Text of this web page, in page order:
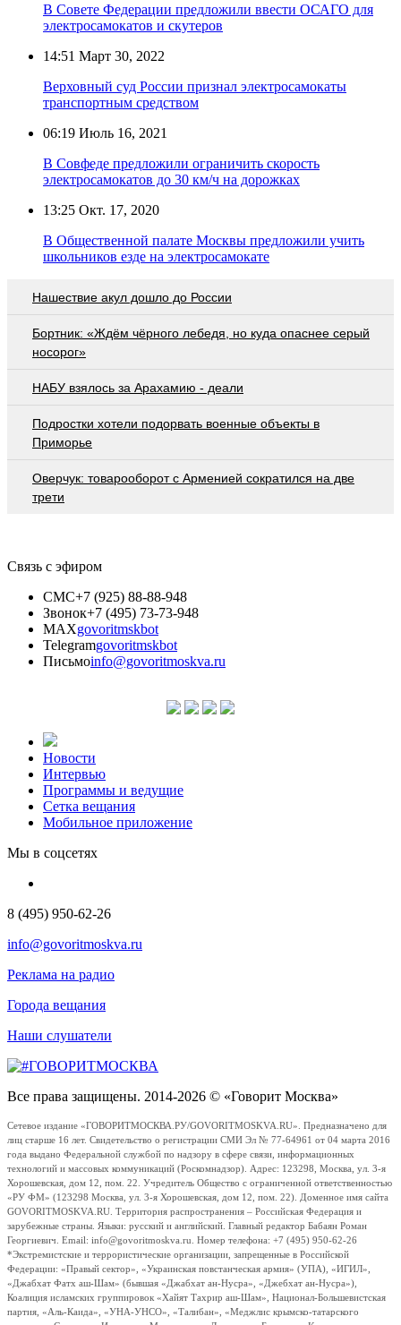
В Совете Федерации предложили ввести ОСАГО для
электросамокатов и скутеров
14:51 Март 30, 2022
Верховный суд России признал электросамокаты
транспортным средством
06:19 Июль 16, 2021
В Совфеде предложили ограничить скорость
электросамокатов до 30 км/ч на дорожках
13:25 Окт. 17, 2020
В Общественной палате Москвы предложили учить
школьников езде на электросамокате
Нашествие акул дошло до России
Бортник: «Ждём чёрного лебедя, но куда опаснее серый
носорог»
НАБУ взялось за Арахамию - деали
Подростки хотели подорвать военные объекты в
Приморье
Оверчук: товарооборот с Арменией сократился на две
трети
Связь с эфиром
СМС+7 (925) 88-88-948
Звонок+7 (495) 73-73-948
MAXgovoritmskbot
Telegramgovoritmskbot
Письмоinfo@govoritmoskva.ru
Новости
Интервью
Программы и ведущие
Сетка вещания
Мобильное приложение
Мы в соцсетях
8 (495) 950-62-26
info@govoritmoskva.ru
Реклама на радио
Города вещания
Наши слушатели
Все права защищены. 2014-2026 © «Говорит Москва»
Сетевое издание «ГОВОРИТМОСКВА.РУ/GOVORITMOSKVA.RU». Предназначено для
лиц старше 16 лет. Свидетельство о регистрации СМИ Эл № 77-64961 от 04 марта 2016
года выдано Федеральной службой по надзору в сфере связи, информационных
технологий и массовых коммуникаций (Роскомнадзор). Адрес: 123298, Москва, ул. 3-я
Хорошевская, дом 12, пом. 22. Учредитель Общество с ограниченной ответственностью
«РУ ФМ» (123298 Москва, ул. 3-я Хорошевская, дом 12, пом. 22). Доменное имя сайта
GOVORITMOSKVA.RU. Территория распространения – Российская Федерация и
зарубежные страны. Языки: русский и английский. Главный редактор Бабаян Роман
Георгиевич. Email: info@govoritmoskva.ru. Номер телефона: +7 (495) 950-62-26
*Экстремистские и террористические организации, запрещенные в Российской
Федерации: «Правый сектор», «Украинская повстанческая армия» (УПА), «ИГИЛ»,
«Джабхат Фатх аш-Шам» (бывшая «Джабхат ан-Нусра», «Джебхат ан-Нусра»),
Коалиция исламских группировок «Хайят Тахрир аш-Шам», Национал-Большевистская
партия, «Аль-Каида», «УНА-УНСО», «Талибан», «Меджлис крымско-татарского